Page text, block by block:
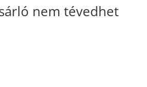
nem tévedhet